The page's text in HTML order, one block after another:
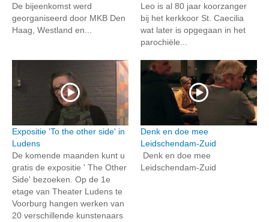
De bijeenkomst werd
georganiseerd door MKB Den
Haag, Westland en...
Leo is al 80 jaar koorzanger
bij het kerkkoor St. Caecilia
wat later is opgegaan in het
parochiële...
Expositie 'To the other side' in
Ludens
De komende maanden kunt u
gratis de expositie ' The Other
Side' bezoeken. Op de 1e
etage van Theater Ludens te
Voorburg hangen werken van
20 verschillende kunstenaars
Denk en doe mee
Leidschendam-Zuid
Denk en doe mee
Leidschendam-Zuid